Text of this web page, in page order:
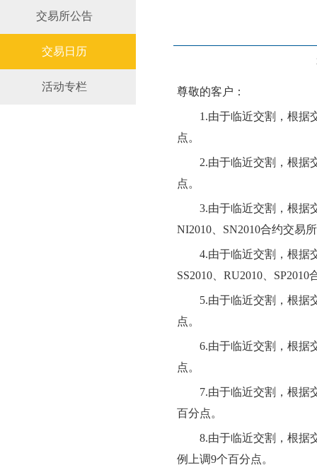
交易所公告
交易日历
活动专栏 尊敬的客户：
1.由于临近交割，根据
点。
2.由于临近交割，根据
点。
3.由于临近交割，根据
NI2010 SN2010合约交易
4.由于临近交割，根据
SS2010 RU2010、SP2010
5.由于临近交割，根据
点。
6.由于临近交割，根据
点。
7.由于临近交割，根据
百分点。
8.由于临近交割，根据
例上调9个百分点。